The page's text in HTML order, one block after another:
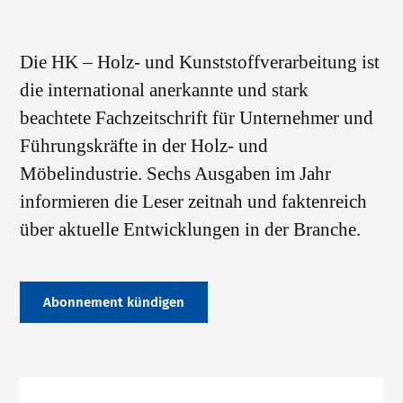
Die HK – Holz- und Kunststoffverarbeitung ist
die international anerkannte und stark
beachtete Fachzeitschrift für Unternehmer und
Führungskräfte in der Holz- und
Möbelindustrie. Sechs Ausgaben im Jahr
informieren die Leser zeitnah und faktenreich
über aktuelle Entwicklungen in der Branche.
Abonnement kündigen